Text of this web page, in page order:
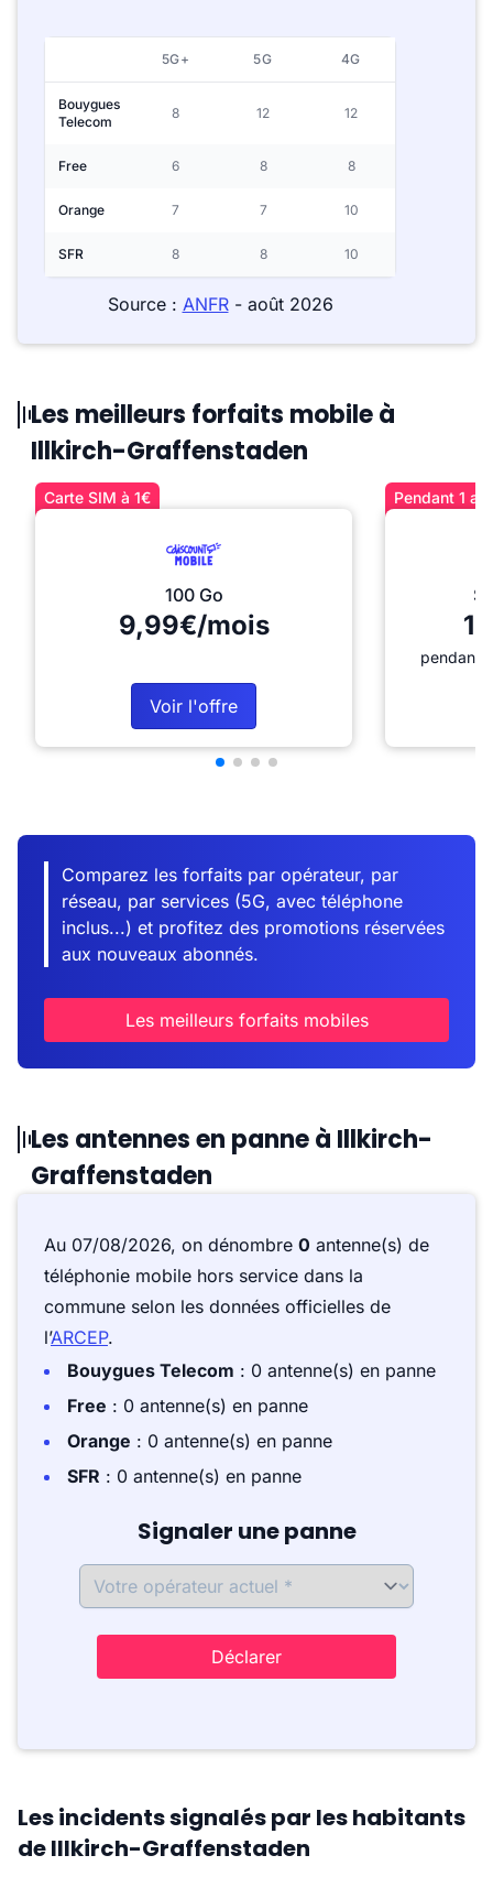
5G+ 5G 4G
Bouygues
Telecom
8 12 12
Free 6 8 8
Orange 7 7 10
SFR 8 8 10
Source : ANFR- août 2026
Les meilleurs forfaits mobile à
Illkirch-Graffenstaden
Carte SIM à 1€
100 Go
9,99€/mois
Voir l'offre
Pendant 1
pendant
Comparez les forfaits par opérateur, par
réseau, par services (5G, avec téléphone
inclus...) et profitez des promotions réservées
aux nouveaux abonnés.
Les meilleurs forfaits mobiles
Les antennes en panne à Illkirch-
Graffenstaden
Au 07/08/2026, on dénombre 0 antenne(s) de
téléphonie mobile hors service dans la
commune selon les données officielles de
l’ARCEP.
Bouygues Telecom : 0 antenne(s) en panne
Free : 0 antenne(s) en panne
Orange : 0 antenne(s) en panne
SFR : 0 antenne(s) en panne
Signaler une panne
Déclarer
Les incidents signalés par les habitants
de Illkirch-Graffenstaden